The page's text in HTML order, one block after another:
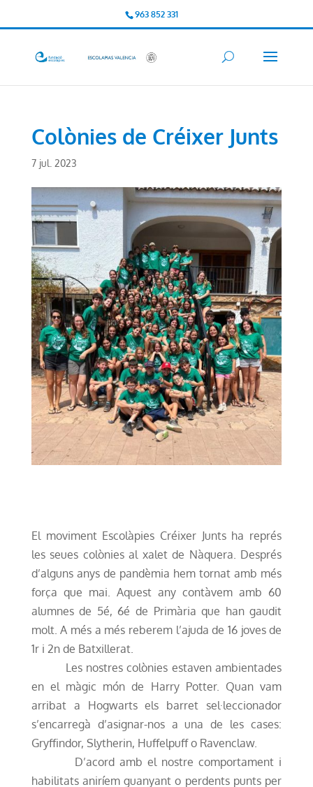
963 852 331
Colònies de Créixer Junts
7 jul. 2023
El moviment Escolàpies Créixer Junts ha représ
les seues colònies al xalet de Nàquera. Després
d’alguns anys de pandèmia hem tornat amb més
força que mai. Aquest any contàvem amb 60
alumnes de 5é, 6é de Primària que han gaudit
molt. A més a més reberem l’ajuda de 16 joves de
1r i 2n de Batxillerat.
Les nostres colònies estaven ambientades
en el màgic món de Harry Potter. Quan vam
arribat a Hogwarts els barret sel·leccionador
s’encarregà d’asignar-nos a una de les cases:
Gryffindor, Slytherin, Huffelpuff o Ravenclaw.
D’acord amb el nostre comportament i
habilitats aniríem guanyant o perdents punts per